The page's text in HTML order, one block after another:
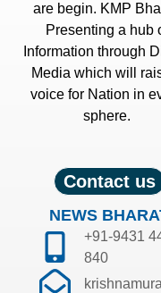
are begin. KMP
Presenting a hub
Information through
Media which will
voice for Nation in
sphere.
Contact us
NEWS
+91-9431
840